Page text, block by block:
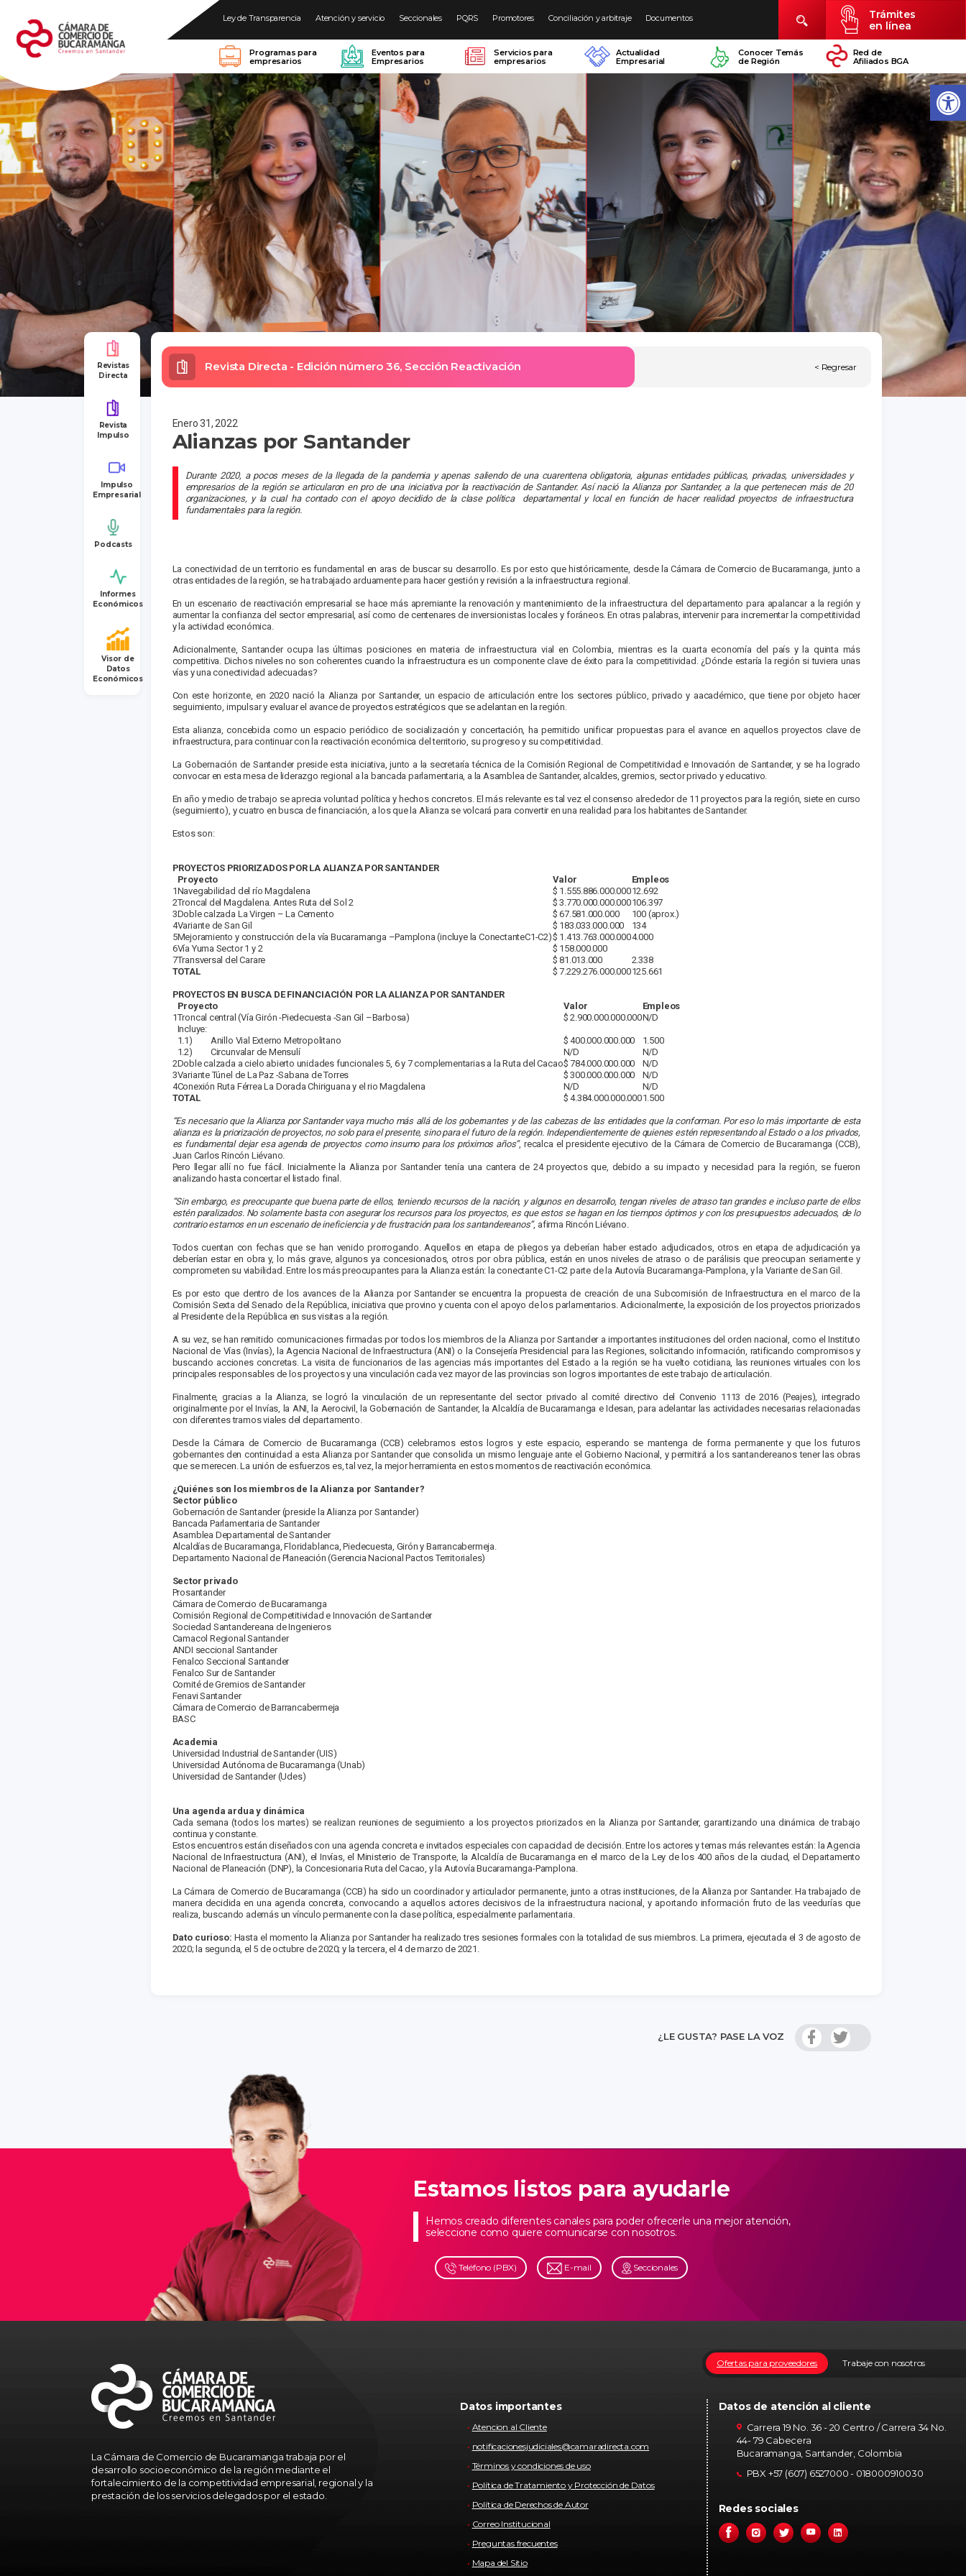
Ley de Transparencia Atención y servicio Seccionales PQRS Promotores Conciliación y arbitraje Documentos
Trámites
en línea
Programas para
empresarios
Eventos para
Empresarios
Servicios para
empresarios
Actualidad
Empresarial
Conocer Temás
de Región
Red de
Afiliados BGA
Revistas
Directa
Revista
Impulso
Impulso
Empresarial
Podcasts
Informes
Económicos
Visor de
Datos
Económicos
Revista Directa - Edición número 36, Sección Reactivación < Regresar
Enero 31, 2022
Alianzas por Santander
Durante 2020, a pocos meses de la llegada de la pandemia y apenas saliendo de una cuarentena obligatoria, algunas entidades públicas, privadas, universidades y
empresarios de la región se articularon en pro de una iniciativa por la reactivación de Santander. Así nació la Alianza por Santander, a la que pertenecen más de 20
organizaciones, y la cual ha contado con el apoyo decidido de la clase política departamental y local en función de hacer realidad proyectos de infraestructura
fundamentales para la región.
La conectividad de un territorio es fundamental en aras de buscar su desarrollo. Es por esto que históricamente, desde la Cámara de Comercio de Bucaramanga, junto a
otras entidades de la región, se ha trabajado arduamente para hacer gestión y revisión a la infraestructura regional.
En un escenario de reactivación empresarial se hace más apremiante la renovación y mantenimiento de la infraestructura del departamento para apalancar a la región y
aumentar la confianza del sector empresarial, así como de centenares de inversionistas locales y foráneos. En otras palabras, intervenir para incrementar la competitividad
y la actividad económica.
Adicionalmente, Santander ocupa las últimas posiciones en materia de infraestructura vial en Colombia, mientras es la cuarta economía del país y la quinta más
competitiva. Dichos niveles no son coherentes cuando la infraestructura es un componente clave de éxito para la competitividad. ¿Dónde estaría la región si tuviera unas
vías y una conectividad adecuadas?
Con este horizonte, en 2020 nació la Alianza por Santander, un espacio de articulación entre los sectores público, privado y aacadémico, que tiene por objeto hacer
seguimiento, impulsar y evaluar el avance de proyectos estratégicos que se adelantan en la región.
Esta alianza, concebida como un espacio periódico de socialización y concertación, ha permitido unificar propuestas para el avance en aquellos proyectos clave de
infraestructura, para continuar con la reactivación económica del territorio, su progreso y su competitividad.
La Gobernación de Santander preside esta iniciativa, junto a la secretaría técnica de la Comisión Regional de Competitividad e Innovación de Santander, y se ha logrado
convocar en esta mesa de liderazgo regional a la bancada parlamentaria, a la Asamblea de Santander, alcaldes, gremios, sector privado y educativo.
En año y medio de trabajo se aprecia voluntad política y hechos concretos. El más relevante es tal vez el consenso alrededor de 11 proyectos para la región, siete en curso
(seguimiento), y cuatro en busca de financiación, a los que la Alianza se volcará para convertir en una realidad para los habitantes de Santander.
Estos son:
PROYECTOS PRIORIZADOS POR LA ALIANZA POR SANTANDER
Proyecto
Valor
Empleos
1Navegabilidad del río Magdalena $ 1.555.886.000.00012.692
2Troncal del Magdalena. Antes Ruta del Sol 2 $ 3.770.000.000.000106.397
3Doble calzada La Virgen – La Cemento $ 67.581.000.000
100 (aprox.)
4Variante de San Gil $ 183.033.000.000
134
5Mejoramiento y construcción de la vía Bucaramanga –Pamplona (incluye la ConectanteC1-C2)$ 1.413.763.000.0004.000
6Vía Yuma Sector 1 y 2
$ 158.000.000
7Transversal del Carare $ 81.013.000
2.338
TOTAL
$ 7.229.276.000.000125.661
PROYECTOS EN BUSCA DE FINANCIACIÓN POR LA ALIANZA POR SANTANDER
Proyecto
Valor
Empleos
1Troncal central (Vía Girón -Piedecuesta -San Gil –Barbosa)
Incluye:
$ 2.900.000.000.000N/D
1.1) Anillo Vial Externo Metropolitano $ 400.000.000.000
1.500
1.2) Circunvalar de Mensulí
N/D
N/D
2Doble calzada a cielo abierto unidades funcionales 5, 6 y 7 complementarias a la Ruta del Cacao$ 784.000.000.000
N/D
3Variante Túnel de La Paz -Sabana de Torres $ 300.000.000.000
N/D
4Conexión Ruta Férrea La Dorada Chiriguana y el rio Magdalena N/D
N/D
TOTAL
$ 4.384.000.000.0001.500
“Es necesario que la Alianza por Santander vaya mucho más allá de los gobernantes y de las cabezas de las entidades que la conforman. Por eso lo más importante de esta
alianza es la priorización de proyectos, no solo para el presente, sino para el futuro de la región. Independientemente de quienes estén representando al Estado o a los privados,
es fundamental dejar esa agenda de proyectos como insumo para los próximos años”, recalca el presidente ejecutivo de la Cámara de Comercio de Bucaramanga (CCB),
Juan Carlos Rincón Liévano.
Pero llegar allí no fue fácil. Inicialmente la Alianza por Santander tenía una cantera de 24 proyectos que, debido a su impacto y necesidad para la región, se fueron
analizando hasta concertar el listado final.
“Sin embargo, es preocupante que buena parte de ellos, teniendo recursos de la nación, y algunos en desarrollo, tengan niveles de atraso tan grandes e incluso parte de ellos
estén paralizados. No solamente basta con asegurar los recursos para los proyectos, es que estos se hagan en los tiempos óptimos y con los presupuestos adecuados, de lo
contrario estamos en un escenario de ineficiencia y de frustración para los santandereanos”, afirma Rincón Liévano.
Todos cuentan con fechas que se han venido prorrogando. Aquellos en etapa de pliegos ya deberían haber estado adjudicados, otros en etapa de adjudicación ya
deberían estar en obra y, lo más grave, algunos ya concesionados, otros por obra pública, están en unos niveles de atraso o de parálisis que preocupan seriamente y
comprometen su viabilidad. Entre los más preocupantes para la Alianza están: la conectante C1-C2 parte de la Autovía Bucaramanga-Pamplona, y la Variante de San Gil.
Es por esto que dentro de los avances de la Alianza por Santander se encuentra la propuesta de creación de una Subcomisión de Infraestructura en el marco de la
Comisión Sexta del Senado de la República, iniciativa que provino y cuenta con el apoyo de los parlamentarios. Adicionalmente, la exposición de los proyectos priorizados
al Presidente de la República en sus visitas a la región.
A su vez, se han remitido comunicaciones firmadas por todos los miembros de la Alianza por Santander a importantes instituciones del orden nacional, como el Instituto
Nacional de Vías (Invías), la Agencia Nacional de Infraestructura (ANI) o la Consejería Presidencial para las Regiones, solicitando información, ratificando compromisos y
buscando acciones concretas. La visita de funcionarios de las agencias más importantes del Estado a la región se ha vuelto cotidiana, las reuniones virtuales con los
principales responsables de los proyectos y una vinculación cada vez mayor de las provincias son logros importantes de este trabajo de articulación.
Finalmente, gracias a la Alianza, se logró la vinculación de un representante del sector privado al comité directivo del Convenio 1113 de 2016 (Peajes), integrado
originalmente por el Invías, la ANI, la Aerocivil, la Gobernación de Santander, la Alcaldía de Bucaramanga e Idesan, para adelantar las actividades necesarias relacionadas
con diferentes tramos viales del departamento.
Desde la Cámara de Comercio de Bucaramanga (CCB) celebramos estos logros y este espacio, esperando se mantenga de forma permanente y que los futuros
gobernantes den continuidad a esta Alianza por Santander que consolida un mismo lenguaje ante el Gobierno Nacional, y permitirá a los santandereanos tener las obras
que se merecen. La unión de esfuerzos es, tal vez, la mejor herramienta en estos momentos de reactivación económica.
¿Quiénes son los miembros de la Alianza por Santander?
Sector público
Gobernación de Santander (preside la Alianza por Santander)
Bancada Parlamentaria de Santander
Asamblea Departamental de Santander
Alcaldías de Bucaramanga, Floridablanca, Piedecuesta, Girón y Barrancabermeja.
Departamento Nacional de Planeación (Gerencia Nacional Pactos Territoriales)
Sector privado
Prosantander
Cámara de Comercio de Bucaramanga
Comisión Regional de Competitividad e Innovación de Santander
Sociedad Santandereana de Ingenieros
Camacol Regional Santander
ANDI seccional Santander
Fenalco Seccional Santander
Fenalco Sur de Santander
Comité de Gremios de Santander
Fenavi Santander
Cámara de Comercio de Barrancabermeja
BASC
Academia
Universidad Industrial de Santander (UIS)
Universidad Autónoma de Bucaramanga (Unab)
Universidad de Santander (Udes)
Una agenda ardua y dinámica
Cada semana (todos los martes) se realizan reuniones de seguimiento a los proyectos priorizados en la Alianza por Santander, garantizando una dinámica de trabajo
continua y constante.
Estos encuentros están diseñados con una agenda concreta e invitados especiales con capacidad de decisión. Entre los actores y temas más relevantes están: la Agencia
Nacional de Infraestructura (ANI), el Invías, el Ministerio de Transporte, la Alcaldía de Bucaramanga en el marco de la Ley de los 400 años de la ciudad, el Departamento
Nacional de Planeación (DNP), la Concesionaria Ruta del Cacao, y la Autovía Bucaramanga-Pamplona.
La Cámara de Comercio de Bucaramanga (CCB) ha sido un coordinador y articulador permanente, junto a otras instituciones, de la Alianza por Santander. Ha trabajado de
manera decidida en una agenda concreta, convocando a aquellos actores decisivos de la infraestructura nacional, y aportando información fruto de las veedurías que
realiza, buscando además un vínculo permanente con la clase política, especialmente parlamentaria.
Dato curioso: Hasta el momento la Alianza por Santander ha realizado tres sesiones formales con la totalidad de sus miembros. La primera, ejecutada el 3 de agosto de
2020; la segunda, el 5 de octubre de 2020; y la tercera, el 4 de marzo de 2021.
¿LE GUSTA? PASE LA VOZ
Estamos listos para ayudarle
Hemos creado diferentes canales para poder ofrecerle una mejor atención,
seleccione como quiere comunicarse con nosotros.
Teléfono (PBX) E-mail Seccionales
La Cámara de Comercio de Bucaramanga trabaja por el
desarrollo socioeconómico de la región mediante el
fortalecimiento de la competitividad empresarial, regional y la
prestación de los servicios delegados por el estado.
Trabaje con nosotros
Ofertas para proveedores
Datos importantes
Atencion al Cliente
notificacionesjudiciales@camaradirecta.com
Términos y condiciones de uso
Política de Tratamiento y Protección de Datos
Política de Derechos de Autor
Correo Institucional
Preguntas frecuentes
Mapa del Sitio
Datos de atención al cliente
Carrera 19 No. 36 - 20 Centro / Carrera 34 No.
44- 79 Cabecera
Bucaramanga, Santander, Colombia
PBX +57 (607) 6527000 - 018000910030
Redes sociales